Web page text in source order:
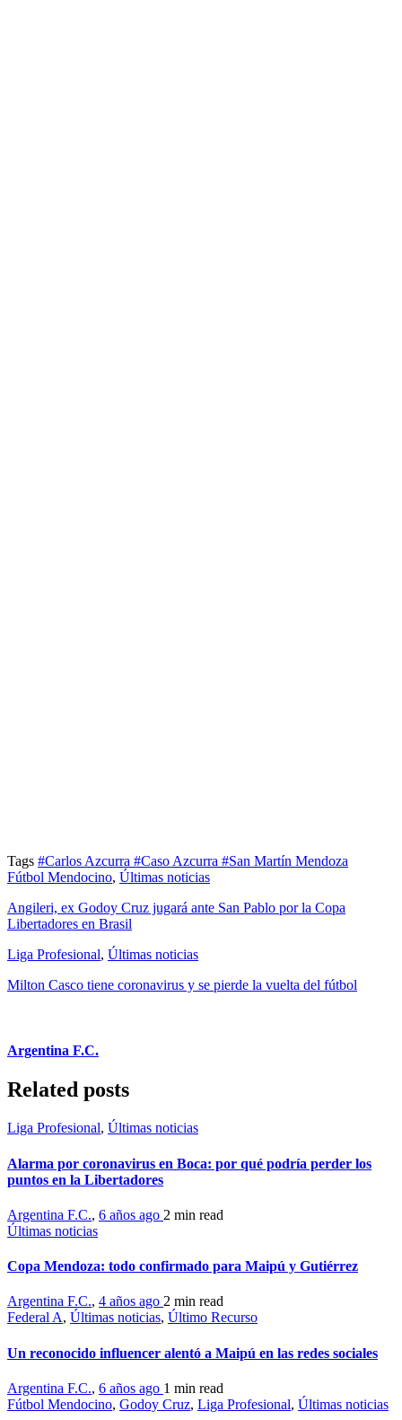
Tags #Carlos Azcurra #Caso Azcurra #San Martín Mendoza
Fútbol Mendocino, Últimas noticias
Angileri, ex Godoy Cruz jugará ante San Pablo por la Copa
Libertadores en Brasil
Liga Profesional, Últimas noticias
Milton Casco tiene coronavirus y se pierde la vuelta del fútbol
Argentina F.C.
Related posts
Liga Profesional, Últimas noticias
Alarma por coronavirus en Boca: por qué podría perder los
puntos en la Libertadores
Argentina F.C., 6 años ago 2 min read
Últimas noticias
Copa Mendoza: todo confirmado para Maipú y Gutiérrez
Argentina F.C., 4 años ago 2 min read
Federal A, Últimas noticias, Último Recurso
Un reconocido influencer alentó a Maipú en las redes sociales
Argentina F.C., 6 años ago 1 min read
Fútbol Mendocino, Godoy Cruz, Liga Profesional, Últimas noticias